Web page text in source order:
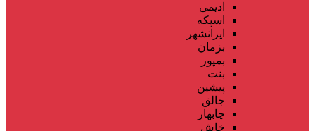
ادیمی
اسپکه
ایرانشهر
بزمان
بمپور
بنت
پیشین
جالق
چابهار
خاش